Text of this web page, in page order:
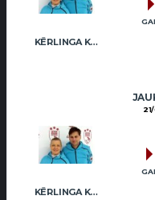
KĒRLINGA KLUBS “RĪGA” / I.LINDE A.VEIDEMANIS
KĒRLINGA KLUBS “RĪGA” / I.LINDE A.VEIDEMANIS